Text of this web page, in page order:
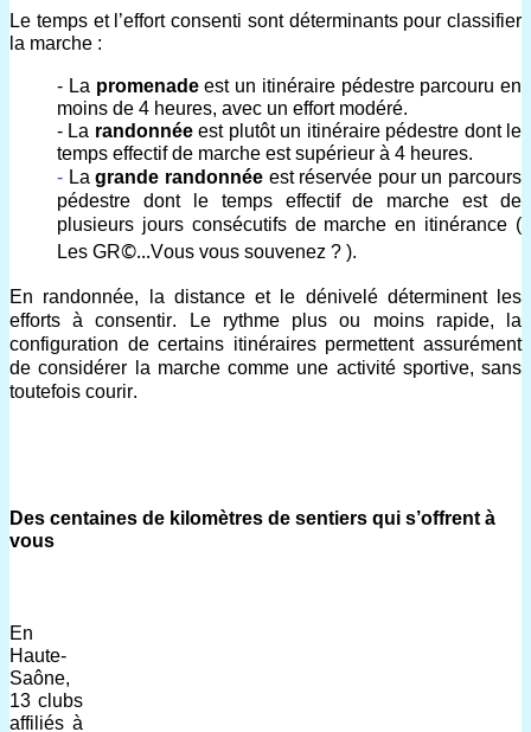
Le temps et l’effort consenti sont déterminants pour classifier
la marche :
- La promenade est un itinéraire pédestre parcouru en
moins de 4 heures, avec un effort modéré.
- La randonnée est plutôt un itinéraire pédestre dont le
temps effectif de marche est supérieur à 4 heures.
- La grande randonnée est réservée pour un parcours
pédestre dont le temps effectif de marche est de
plusieurs jours consécutifs de marche en itinérance (
Les GR©...Vous vous souvenez ? ).
En randonnée, la distance et le dénivelé déterminent les
efforts à consentir. Le rythme plus ou moins rapide, la
configuration de certains itinéraires permettent assurément
de considérer la marche comme une activité sportive, sans
toutefois courir.
vous
En
Haute-
Saône,
13 clubs
affiliés à